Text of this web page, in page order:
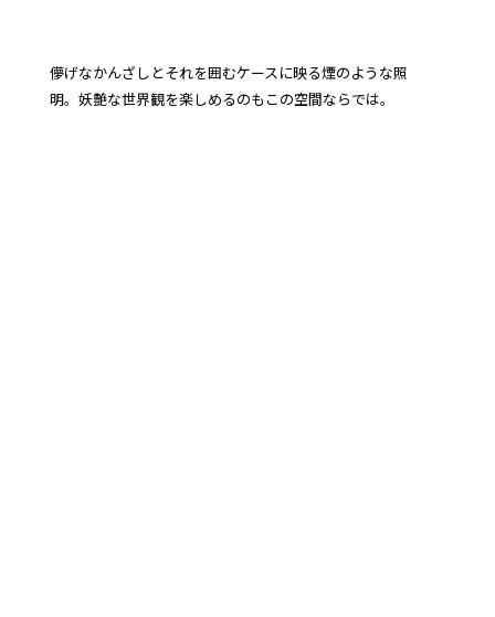
儚げなかんざしとそれを囲むケースに映る煙のような照
明。妖艶な世界観を楽しめるのもこの空間ならでは。